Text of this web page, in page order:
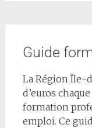
Guide
La Région Île-
d’euros
formation
emploi. Ce